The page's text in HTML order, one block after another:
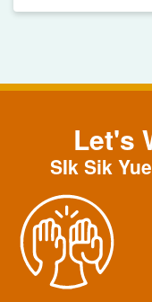
Let's
SIk Sik